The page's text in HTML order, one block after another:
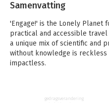
Samenvatting
'Engage!' is the Lonely Planet
practical and accessible
a unique mix of scientific and
without knowledge is
impactless.
experimentation, and
gedragsverandering